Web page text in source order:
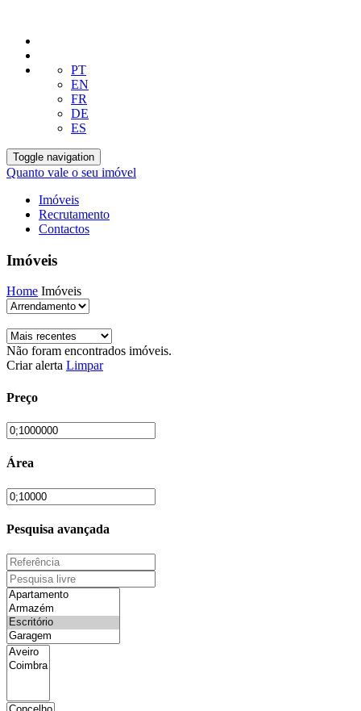
PT
EN
FR
DE
ES
Toggle navigation
Quanto vale o seu imóvel
Imóveis
Recrutamento
Contactos
Imóveis
Home Imóveis
Não foram encontrados imóveis.
Criar alerta Limpar
Preço
Área
Pesquisa avançada